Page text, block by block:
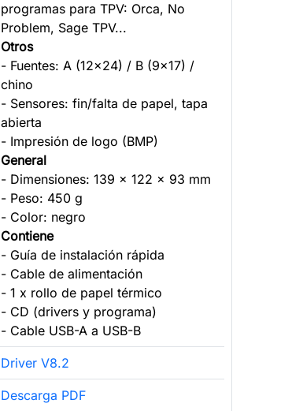
programas para TPV: Orca, No
Problem, Sage TPV...
Otros
- Fuentes: A (12x24) / B (9x17) /
chino
- Sensores: fin/falta de papel, tapa
abierta
- Impresión de logo (BMP)
General
- Dimensiones: 139 x 122 x 93 mm
- Peso: 450 g
- Color: negro
Contiene
- Guía de instalación rápida
- Cable de alimentación
- 1 x rollo de papel térmico
- CD (drivers y programa)
- Cable USB-A a USB-B
Driver V8.2
Descarga PDF